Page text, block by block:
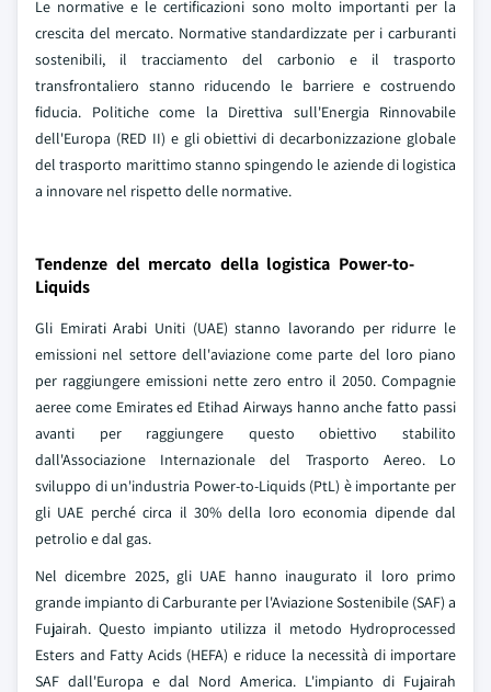
Le normative e le certificazioni sono molto importanti per la
crescita del mercato. Normative standardizzate per i carburanti
sostenibili, il tracciamento del carbonio e il trasporto
transfrontaliero stanno riducendo le barriere e costruendo
fiducia. Politiche come la Direttiva sull'Energia Rinnovabile
dell'Europa (RED II) e gli obiettivi di decarbonizzazione globale
del trasporto marittimo stanno spingendo le aziende di logistica
a innovare nel rispetto delle normative.
Tendenze del mercato della logistica Power-to-
Liquids
Gli Emirati Arabi Uniti (UAE) stanno lavorando per ridurre le
emissioni nel settore dell'aviazione come parte del loro piano
per raggiungere emissioni nette zero entro il 2050. Compagnie
aeree come Emirates ed Etihad Airways hanno anche fatto passi
avanti per raggiungere questo obiettivo stabilito
dall'Associazione Internazionale del Trasporto Aereo. Lo
sviluppo di un'industria Power-to-Liquids (PtL) è importante per
gli UAE perché circa il 30% della loro economia dipende dal
petrolio e dal gas.
Nel dicembre 2025, gli UAE hanno inaugurato il loro primo
grande impianto di Carburante per l'Aviazione Sostenibile (SAF) a
Fujairah. Questo impianto utilizza il metodo Hydroprocessed
Esters and Fatty Acids (HEFA) e riduce la necessità di importare
SAF dall'Europa e dal Nord America. L'impianto di Fujairah